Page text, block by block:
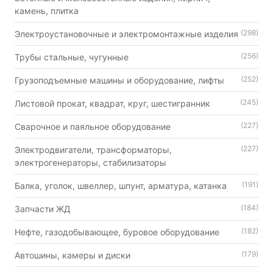
камень, плитка
Электроустановочные и электромонтажные изделия (298)
Трубы стальные, чугунные (256)
Грузоподъемные машины и оборудование, лифты (252)
Листовой прокат, квадрат, круг, шестигранник (245)
Сварочное и паяльное оборудование (227)
Электродвигатели, трансформаторы,
электрогенераторы, стабилизаторы
(227)
Балка, уголок, швеллер, шпунт, арматура, катанка (191)
Запчасти ЖД (184)
Нефте, газодобывающее, буровое оборудование (182)
Автошины, камеры и диски (179)